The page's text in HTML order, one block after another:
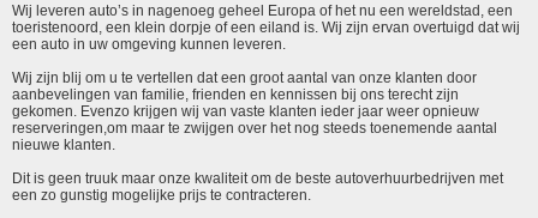
Wij leveren auto’s in nagenoeg geheel Europa of het nu een wereldstad, een
toeristenoord, een klein dorpje of een eiland is. Wij zijn ervan overtuigd dat wij
een auto in uw omgeving kunnen leveren.
Wij zijn blij om u te vertellen dat een groot aantal van onze klanten door
aanbevelingen van familie, frienden en kennissen bij ons terecht zijn
gekomen. Evenzo krijgen wij van vaste klanten ieder jaar weer opnieuw
reserveringen,om maar te zwijgen over het nog steeds toenemende aantal
nieuwe klanten.
Dit is geen truuk maar onze kwaliteit om de beste autoverhuurbedrijven met
een zo gunstig mogelijke prijs te contracteren.